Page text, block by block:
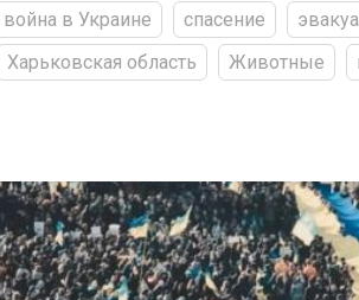
война в Украине спасение
Харьковская область
Животные